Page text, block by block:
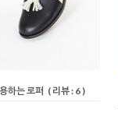
하는 로퍼 ( 리뷰 : 6 )